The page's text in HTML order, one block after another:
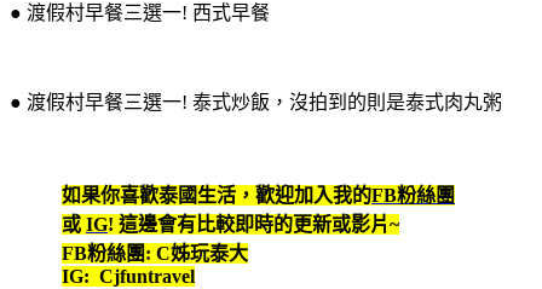
● 渡假村早餐三選一! 西式早餐
● 渡假村早餐三選一! 泰式炒飯，沒拍到的則是泰式肉丸粥
如果你喜歡泰國生活，歡迎加入我的FB粉絲團
或 IG! 這邊會有比較即時的更新或影片~
FB粉絲團: C姊玩泰大
IG: Cjfuntravel